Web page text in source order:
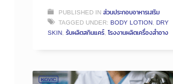
PUBLISHED INส่วนประกอบอาหารเสริม
TAGGED UNDER: BODY LOTION, DRY
SKIN, รับผลิตสกินแคร์, โรงงานผลิตเครื่องสําอาง